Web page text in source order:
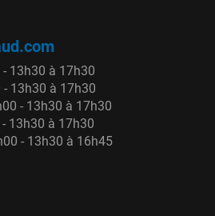
13h30 à 17h30
13h30 à 17h30
- 13h30 à 17h30
13h30 à 17h30
- 13h30 à 16h45